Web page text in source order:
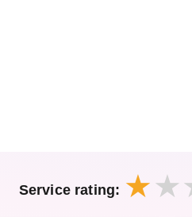
Service rating: